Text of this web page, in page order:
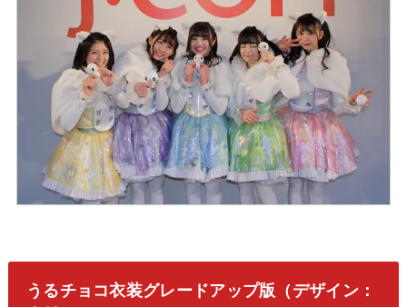
うるチョコ衣装グレードアップ版（デザイン：